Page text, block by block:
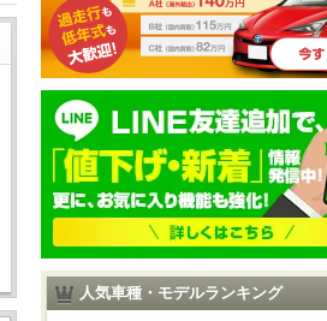
人気車種・モデルランキング